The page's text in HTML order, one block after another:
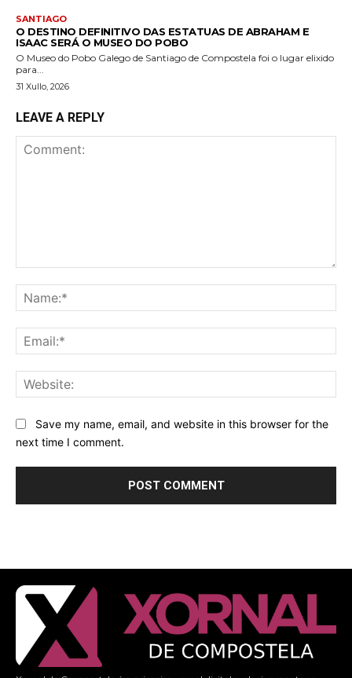
SANTIAGO
O DESTINO DEFINITIVO DAS ESTATUAS DE ABRAHAM E
ISAAC SERÁ O MUSEO DO POBO
O Museo do Pobo Galego de Santiago de Compostela foi o lugar elixido
para...
31 Xullo, 2026
LEAVE A REPLY
Save my name, email, and website in this browser for the
next time I comment.